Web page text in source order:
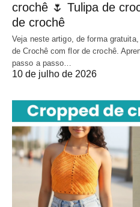
crochê 🌷 Tulipa de
de crochê
Veja neste artigo, de forma
de Crochê com flor de crochê.
passo a passo…
10 de julho de 2026